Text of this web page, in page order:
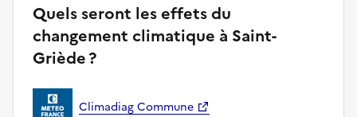
Quels seront les effets du
changement climatique à Saint-
Griède ?
Climadiag Commune